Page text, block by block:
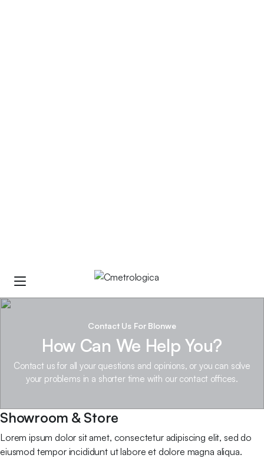
Contact Us For Blonwe
How Can We Help You?
Contact us for all your questions and opinions, or you can solve
your problems in a shorter time with our contact offices.
Showroom & Store
Lorem ipsum dolor sit amet, consectetur adipiscing elit, sed do
eiusmod tempor incididunt ut labore et dolore magna aliqua.